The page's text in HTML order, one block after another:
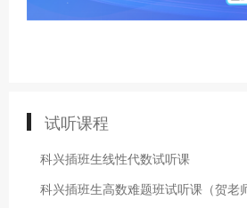
试听课程
科兴插班生线性代数试听课
科兴插班生高数难题班试听课（贺老